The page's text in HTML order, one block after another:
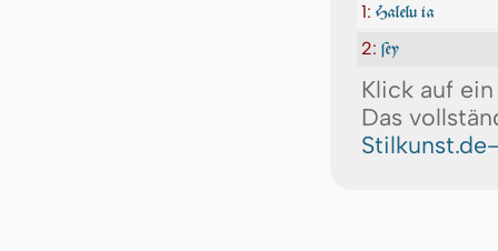
1: Halelu ia
2: ſey
Klick auf
Das